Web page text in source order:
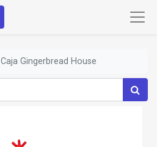
Caja Gingerbread House